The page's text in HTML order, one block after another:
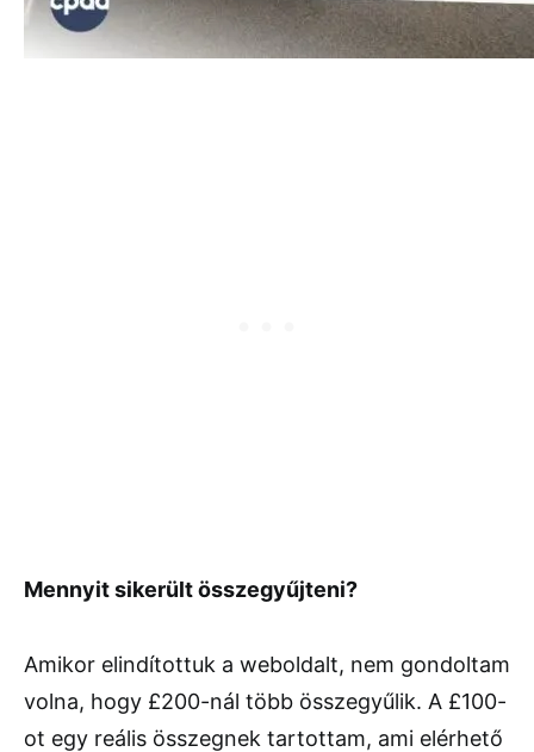
Mennyit sikerült összegyűjteni?
Amikor elindítottuk a weboldalt, nem gondoltam
volna, hogy £200-nál több összegyűlik. A £100-
ot egy reális összegnek tartottam, ami elérhető